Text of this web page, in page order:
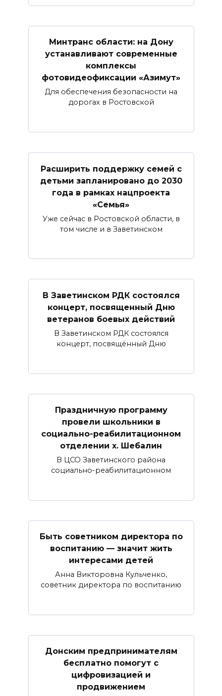
Минтранс области: на Дону
устанавливают современные
комплексы
фотовидеофиксации «Азимут»
Для обеспечения безопасности на
дорогах в Ростовской
Расширить поддержку семей с
детьми запланировано до 2030
года в рамках нацпроекта
«Семья»
Уже сейчас в Ростовской области, в
том числе и в Заветинском
В Заветинском РДК состоялся
концерт, посвященный Дню
ветеранов боевых действий
В Заветинском РДК состоялся
концерт, посвящённый Дню
Праздничную программу
провели школьники в
социально-реабилитационном
отделении х. Шебалин
В ЦСО Заветинского района
социально-реабилитационном
Быть советником директора по
воспитанию — значит жить
интересами детей
Анна Викторовна Кульченко,
советник директора по воспитанию
Донским предпринимателям
бесплатно помогут с
цифровизацией и
продвижением